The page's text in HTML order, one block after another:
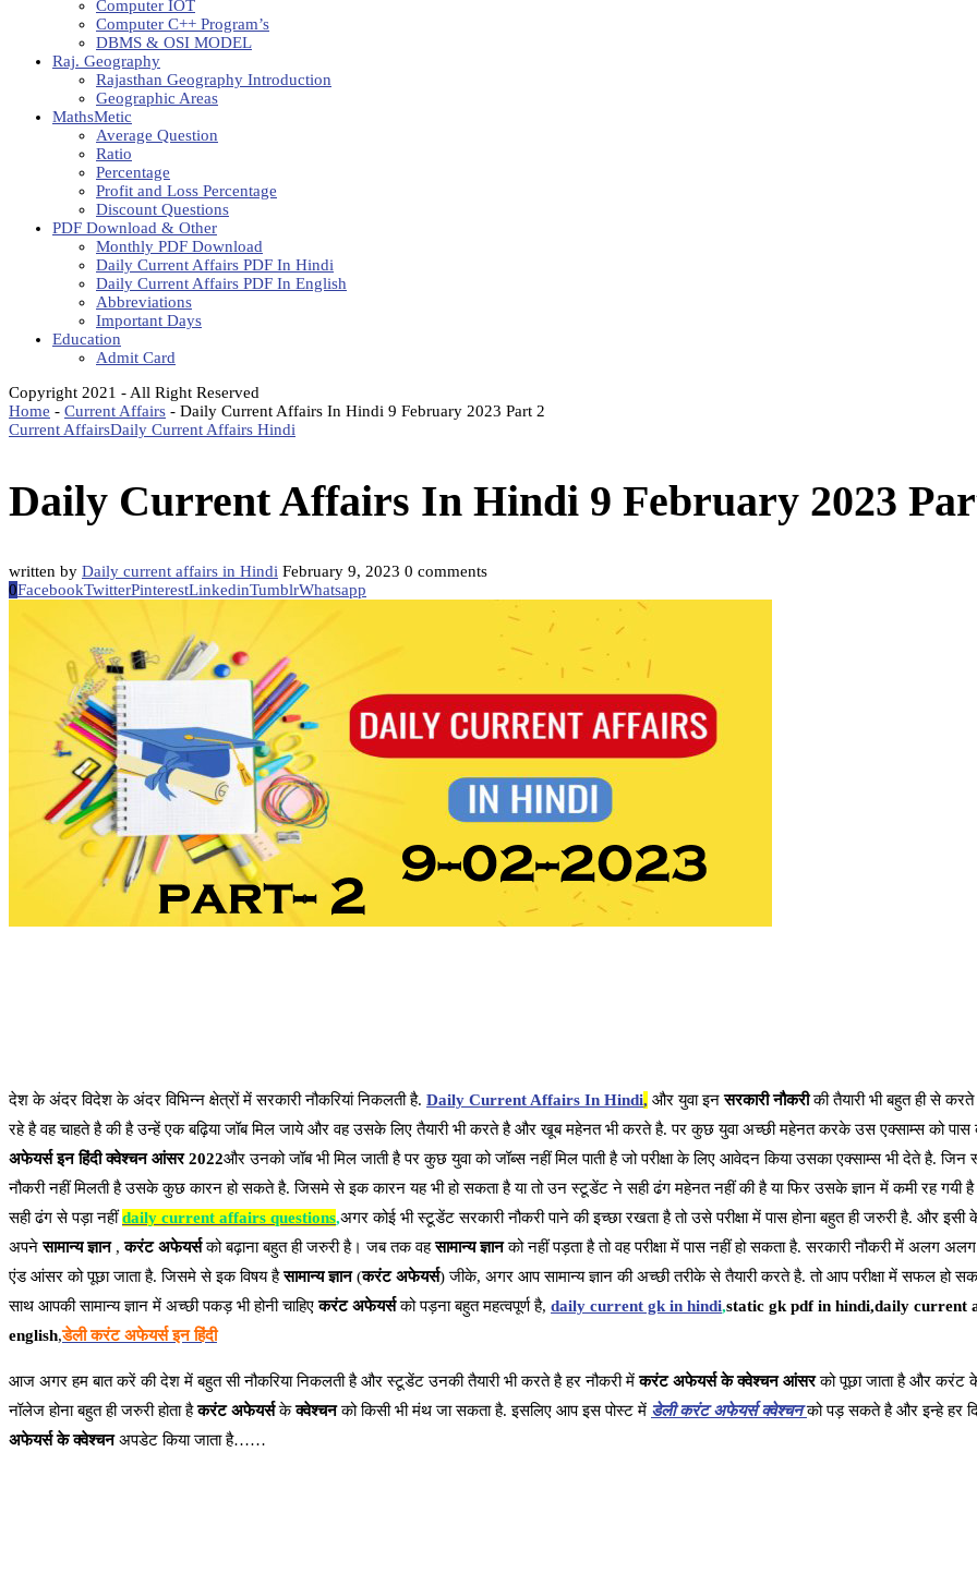
Computer IOT
Computer C++ Program’s
DBMS & OSI MODEL
Raj. Geography
Rajasthan Geography Introduction
Geographic Areas
MathsMetic
Average Question
Ratio
Percentage
Profit and Loss Percentage
Discount Questions
PDF Download & Other
Monthly PDF Download
Daily Current Affairs PDF In Hindi
Daily Current Affairs PDF In English
Abbreviations
Important Days
Education
Admit Card
Copyright 2021 - All Right Reserved
Home - Current Affairs - Daily Current Affairs In Hindi 9 February 2023 Part 2
Current AffairsDaily Current Affairs Hindi
Daily Current Affairs In Hindi 9 February 2023
written by Daily current affairs in Hindi February 9, 2023 0 comments
0FacebookTwitterPinterestLinkedinTumblrWhatsapp
देश के अंदर विदेश के अंदर विभिन्न क्षेत्रों में सरकारी नौकरियां निकलती है. Daily Current Affairs In Hindi, और युवा इनसरकारी नौकरीकी तैयारी भी बहुत ही से
रहे है वह चाहते है की है उन्हें एक बढ़िया जॉब मिल जाये और वह उसके लिए तैयारी भी करते है और खूब महेनत भी करते है. पर कुछ युवा अच्छी महेनत करके उस एक्साम्स को
अफेयर्स इन हिंदी क्वेश्चन आंसर 2022और उनको जॉब भी मिल जाती है पर कुछ युवा को जॉब्स नहीं मिल पाती है जो परीक्षा के लिए आवेदन किया उसका एक्साम्स भी देते है. जिन
नौकरी नहीं मिलती है उसके कुछ कारन हो सकते है. जिसमे से इक कारन यह भी हो सकता है या तो उन स्टूडेंट ने सही ढंग महेनत नहीं की है या फिर उसके ज्ञान में कमी रह गयी है
सही ढंग से पड़ा नहींdaily current affairs questions,अगर कोई भी स्टूडेंट सरकारी नौकरी पाने की इच्छा रखता है तो उसे परीक्षा में पास होना बहुत ही जरुरी है. और
अपनेसामान्य ज्ञान,करंट अफेयर्सको बढ़ाना बहुत ही जरुरी है। जब तक वहसामान्य ज्ञानको नहीं पड़ता है तो वह परीक्षा में पास नहीं हो सकता है. सरकारी नौकरी में अलग
एंड आंसर को पूछा जाता है. जिसमे से इक विषय हैसामान्य ज्ञान(करंट अफेयर्स) जीके, अगर आप सामान्य ज्ञान की अच्छी तरीके से तैयारी करते है. तो आप परीक्षा में सफल हो
साथ आपकी सामान्य ज्ञान में अच्छी पकड़ भी होनी चाहिएकरंट अफेयर्सको पड़ना बहुत महत्वपूर्ण है, daily current gk in hindi,static gk pdf in hindi,daily current
english,डेली करंट अफेयर्स इन हिंदी
आज अगर हम बात करें की देश में बहुत सी नौकरिया निकलती है और स्टूडेंट उनकी तैयारी भी करते है हर नौकरी मेंकरंट अफेयर्स के क्वेश्चन आंसरको पूछा जाता है और करंट के
नॉलेज होना बहुत ही जरुरी होता हैकरंट अफेयर्सकेक्वेश्चनको किसी भी मंथ जा सकता है. इसलिए आप इस पोस्ट में डेली करंट अफेयर्स क्वेश्चन को पड़ सकते है और इन्हे हर
अफेयर्स के क्वेश्चनअपडेट किया जाता है……